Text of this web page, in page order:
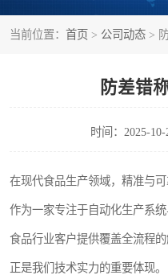
当前位置： 首页 > 公司动态 >
防差错
时间：2025-10-
在现代食品生产领域，精准与
作为一家专注于自动化生产系
食品行业客户提供覆盖全流程
正是我们技术实力的重要体现。
屠宰轨道秤
移动源环保门禁电子台